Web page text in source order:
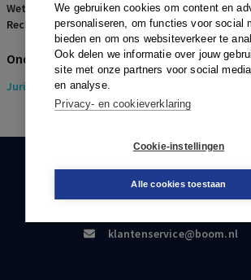
We gebruiken cookies om content en
personaliseren, om functies voor social
bieden en om ons websiteverkeer te
Ook delen we informatie over jouw
site met onze partners voor social
en analyse.
Privacy- en cookieverklaring
Cookie-instellingen
Alle cookies toestaan
Wetsartikelen:
Rechters:P.S. Bakker, O.E. Mulder en M. Weissink
Onderwerpen
Juridisch> Erfrecht
KLANTENSERVICE
088-0301000
klantenservice@boom.nl